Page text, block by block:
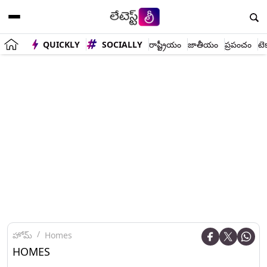
QUICKLY SOCIALLY రాష్ట్రీయం జాతీయం ప్రపంచం
హోమ్ Homes
HOMES